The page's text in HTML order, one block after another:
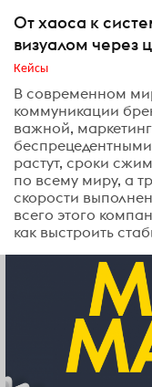
От хаоса к
визуалом через
Кейсы
В современном
коммуникации
важной,
растут, сроки
по всему миру, а
скорости
всего этого
как выстроить